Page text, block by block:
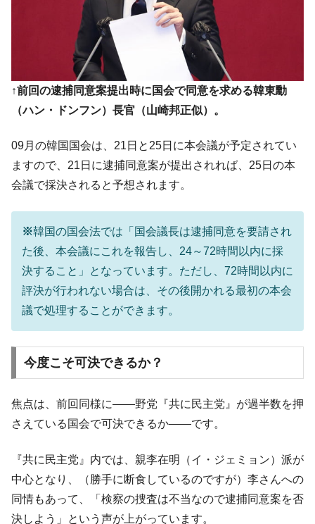
在韓米国大使スティールが着韓！⇒ さっそ
く空港に詰めかけ「出て行け！」「極右勢力」のプラカー
ドを掲げる「在韓反米勢力」
『Money1』
韓国政府「2035年までに18.4GW規模のAIデ
ータセンター整備」⇒ だから無理だってば。
ほぼ終わった」
『Money1』
韓国『国民年金公団』株価暴落で200兆蒸
発。
夏の甲子園、優勝校を最も多く輩出している都道
府県とは？
Fact1 今話題の「楽天ライオンズ」とは？
Fact1 奇跡の毛色「白毛馬」とは？
Fact1 平成仮面ライダーの意外すぎるモチーフとは？
なスーパーリーグとは？
Fact1
日本人マスターズ挑戦の歴史。松山以前に最高位
Fact1
甲子園通算本塁打、最多の清原に次いで多く打っ
ている意外な選手とは？
Fact1 セレクトセールの高額取引馬が稼いだ金額とは？
↑前回の逮捕同意案提出時に国会で同意を求める韓東勳
（ハン・ドンフン）長官（山崎邦正似）。
09月の韓国国会は、21日と25日に本会議が予定されてい
ますので、21日に逮捕同意案が提出されれば、25日の本
会議で採決されると予想されます。
※韓国の国会法では「国会議長は逮捕同意を要請され
た後、本会議にこれを報告し、24～72時間以内に採
決すること」となっています。ただし、72時間以内に
評決が行われない場合は、その後開かれる最初の本会
議で処理することができます。
今度こそ可決できるか？
焦点は、前回同様に――野党『共に民主党』が過半数を押
さえている国会で可決できるか――です。
『共に民主党』内では、親李在明（イ・ジェミョン）派が
中心となり、（勝手に断食しているのですが）李さんへの
同情もあって、「検察の捜査は不当なので逮捕同意案を否
決しよう」という声が上がっています。